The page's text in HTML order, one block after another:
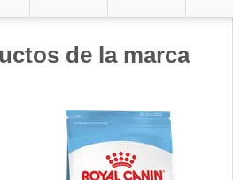
de la marca